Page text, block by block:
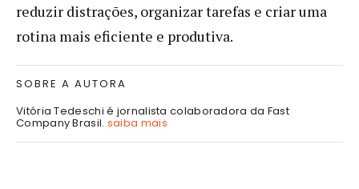
reduzir distrações, organizar tarefas e criar uma
rotina mais eficiente e produtiva.
SOBRE A AUTORA
Vitória Tedeschi é jornalista colaboradora da Fast
Company Brasil. saiba mais